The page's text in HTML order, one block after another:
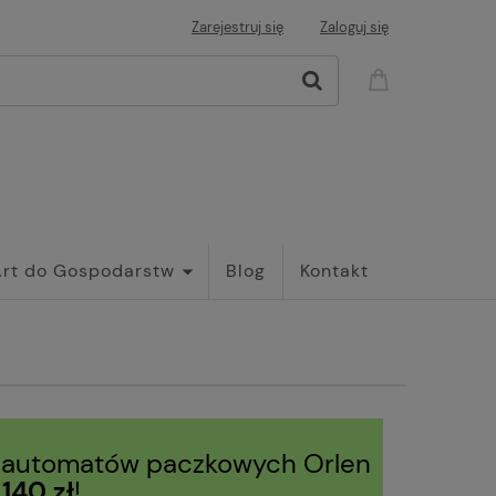
Zarejestruj się Zaloguj się
do Gospodarstw Blog Kontakt
paczkowych Orlen